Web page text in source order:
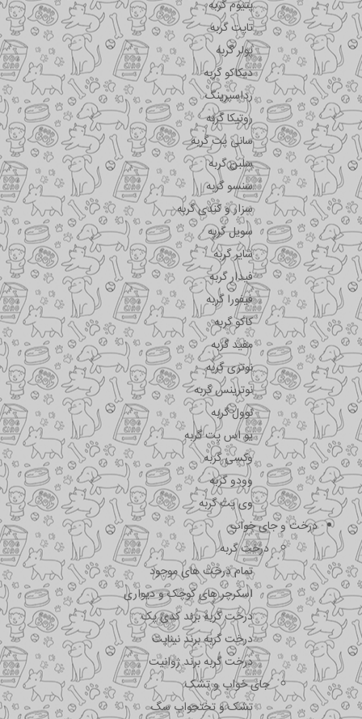
پتیوم گربه
تاپت گربه
پولر گربه
دیکاکو گربه
رداسپرینگ
روتیکا گربه
سانی پت گربه
سلبن گربه
سنسو گربه
سزار و کندی گربه
سویل گربه
شایر گربه
فیدار گربه
فیفورا گربه
کاکو گربه
مفید گربه
نوتری گربه
نوترینس گربه
نوول گربه
یو اس پت گربه
وکسی گربه
وودو گربه
وی پت گربه
درخت و جای خواب
درخت گربه
تمام درخت های موجود
اسکرچر های کوچک و دیواری
درخت گربه برند کدی پک
درخت گربه برند نیناپت
درخت گربه برند ژوانیت
جای خواب و تشک
تشک و تختحواب سگ